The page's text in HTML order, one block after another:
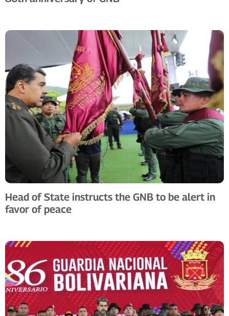
Head of State instructs the GNB to be alert in
favor of peace